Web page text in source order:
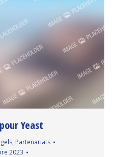
Yeast
, Partenariats
2023